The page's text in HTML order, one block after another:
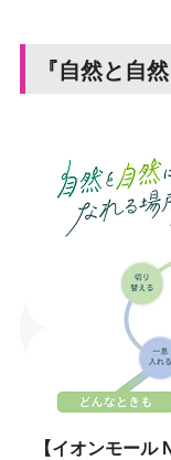
『自然と自
【イオンモー